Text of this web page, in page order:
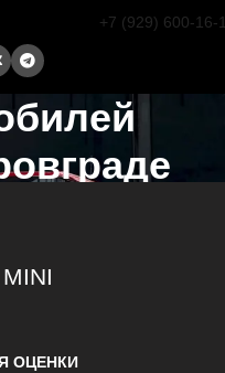
+7 (929) 600-16-
MINI
ОЦЕНКИ